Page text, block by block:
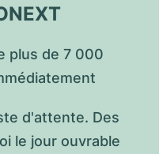
plus de 7 000
d'attente. Des
le jour ouvrable